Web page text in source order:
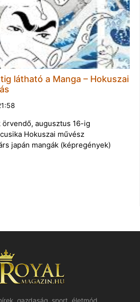
látható a Manga – Hokuszai
örvendő, augusztus 16-ig
Hokuszai művész
japán mangák (képregények)
gazdaság, sport, életmód,